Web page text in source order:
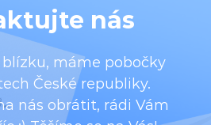
nás
máme pobočky
České republiky.
nás obrátit, rádi Vám